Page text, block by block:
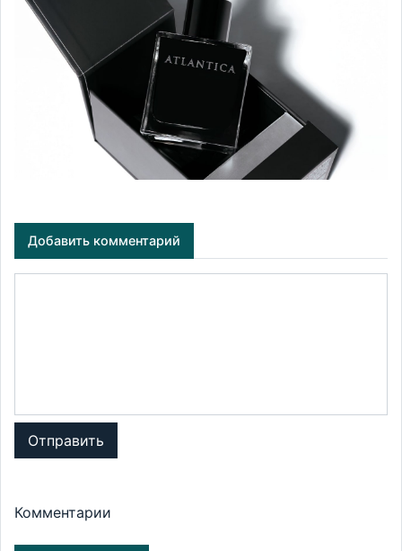
Добавить комментарий
Отправить
Комментарии